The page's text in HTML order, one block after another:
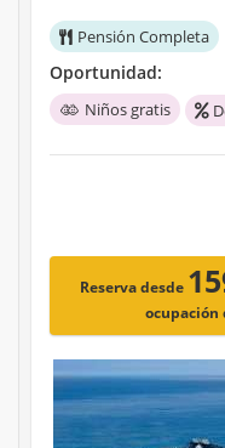
Pensión Completa
Oportunidad:
Niños gratis
Reserva desde
ocupación